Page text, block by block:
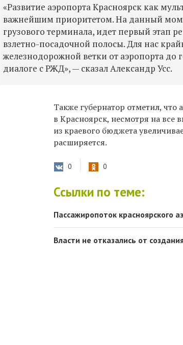
«Развитие аэропорта Красноярск как
важнейшим приоритетом. На данный
грузового терминала, идет первый этап
взлетно-посадочной полосы. Для нас
железнодорожной ветки от аэропорта
диалоге с РЖД», — сказал Александр Усс.
Также губернатор отметил,
в Красноярск, несмотря на все
из краевого бюджета
расширяется.
0 0
Ссылки по теме:
Пассажиропоток красноярского
Власти не отказались от